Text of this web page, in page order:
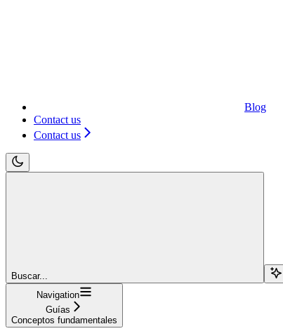
Blog
Contact us
Contact us
Buscar...
Navigation
Guías
Conceptos fundamentales